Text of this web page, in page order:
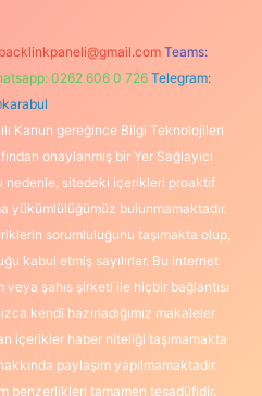
backlinkpaneli@gmail.com Teams:
0262 606 0 726 Telegram:
Kanun gereğince Bilgi Teknolojileri
onaylanmış bir Yer Sağlayıcı
nedenle, sitedeki içerikleri proaktif
yükümlülüğümüz bulunmamaktadır.
sorumluluğunu taşımakta olup,
kabul etmiş sayılırlar. Bu internet
şahıs şirketi ile hiçbir bağlantısı
kendi hazırladığımız makaleler
içerikler haber niteliği taşımamakta
paylaşım yapılmamaktadır.
benzerlikleri tamamen tesadüfidir.